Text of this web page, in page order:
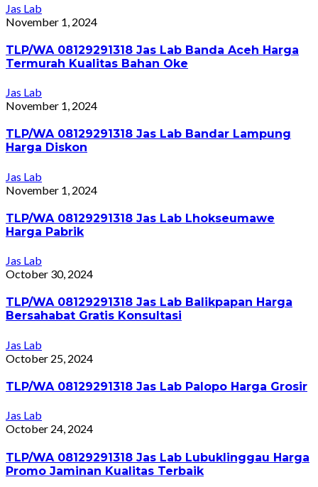
Jas Lab
November 1, 2024
TLP/WA 08129291318 Jas Lab Banda Aceh Harga
Termurah Kualitas Bahan Oke
Jas Lab
November 1, 2024
TLP/WA 08129291318 Jas Lab Bandar Lampung
Harga Diskon
Jas Lab
November 1, 2024
TLP/WA 08129291318 Jas Lab Lhokseumawe
Harga Pabrik
Jas Lab
October 30, 2024
TLP/WA 08129291318 Jas Lab Balikpapan Harga
Bersahabat Gratis Konsultasi
Jas Lab
October 25, 2024
TLP/WA 08129291318 Jas Lab Palopo Harga Grosir
Jas Lab
October 24, 2024
TLP/WA 08129291318 Jas Lab Lubuklinggau Harga
Promo Jaminan Kualitas Terbaik